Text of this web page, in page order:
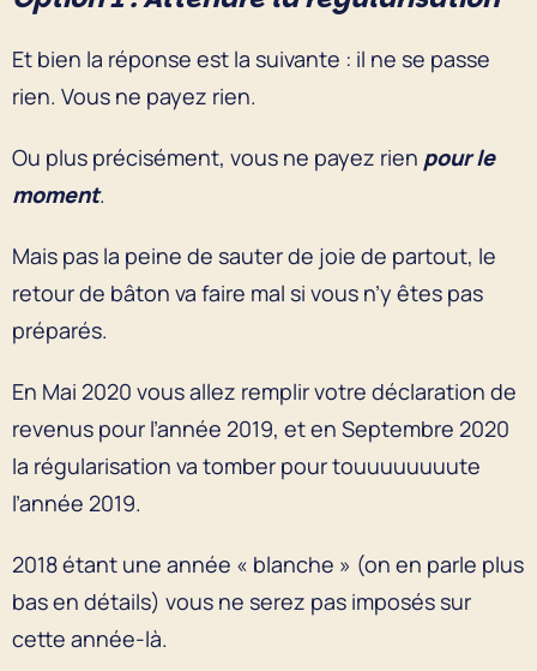
Et bien la réponse est la suivante : il ne se passe
rien. Vous ne payez rien.
Ou plus précisément, vous ne payez rien pour le
moment.
Mais pas la peine de sauter de joie de partout, le
retour de bâton va faire mal si vous n’y êtes pas
préparés.
En Mai 2020 vous allez remplir votre déclaration de
revenus pour l’année 2019, et en Septembre 2020
la régularisation va tomber pour touuuuuuuute
l’année 2019.
2018 étant une année « blanche » (on en parle plus
bas en détails) vous ne serez pas imposés sur
cette année-là.